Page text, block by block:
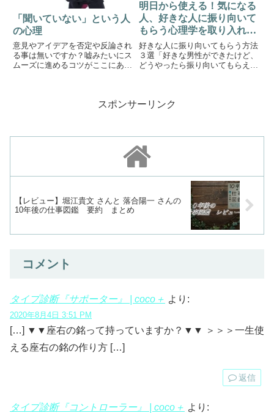
「聞いていない」という人
の心理
意見やアイデアを否定や反論され
る事は無いですか？嘘みたいにス
ムーズに進めるコツがここにあり
明日から使える！気になる
人、好きな人に振り向いて
もらう心理学を取り入れた
方法３選
好きな人に振り向いてもらう方法
３選「好きな男性ができたけど、
どうやったら振り向いてもらえる
みを抱えていませんか？男性心理
スポンサーリンク
【レビュー】堀江貴文 さんと 落合陽一 さんの
10年後の仕事図鑑 要約 まとめ
コメント
タイプ診断『サポーター』 | coco＋ より:
2020年8月4日 3:51 PM
[…] ▼▼座右の銘って持っていますか？▼▼ ＞＞＞一生使
える座右の銘の作り方 […]
返信
タイプ診断『コントローラー』 | coco＋ より: